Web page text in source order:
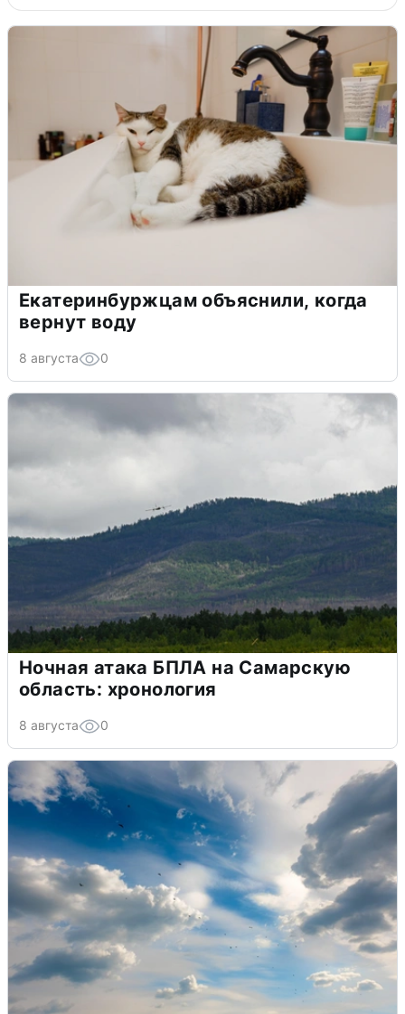
Екатеринбуржцам объяснили, когда
вернут воду
8 августа 0
Ночная атака БПЛА на Самарскую
область: хронология
8 августа 0